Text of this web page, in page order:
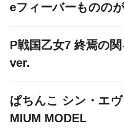
eフィーバーものの
P戦国乙女7 終焉の
ver.
ぱちんこ シン・エ
MIUM MODEL